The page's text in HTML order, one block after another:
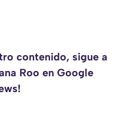
contenido, sigue a
Roo en Google